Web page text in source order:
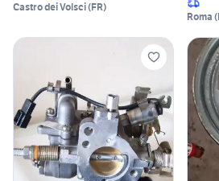
Castro dei Volsci(FR)
Roma (